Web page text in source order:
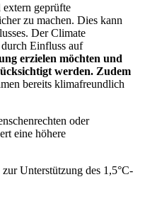
geprüfte
zu machen. Dies kann
Der Climate
Einfluss auf
erzielen möchten und
werden. Zudem
bereits klimafreundlich
oder
eine höhere
Unterstützung des 1,5°C-